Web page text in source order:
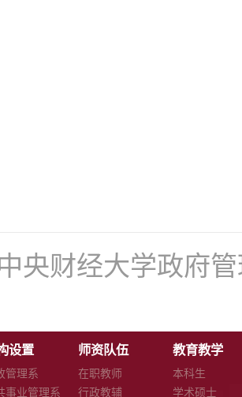
央财经大学政府
设置
管理系
事业管理系
师资队伍
在职教师
行政教辅
教育教学
本科生
学术硕士